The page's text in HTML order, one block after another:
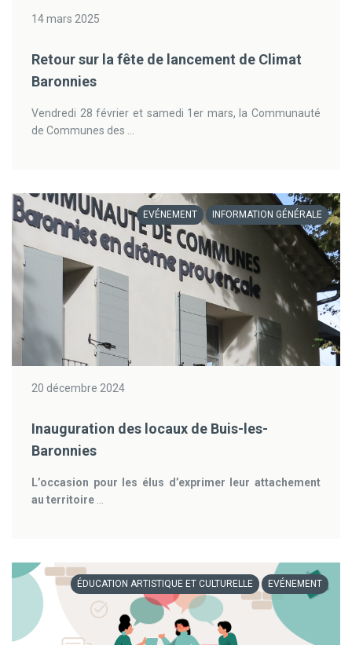
14 mars 2025
Retour sur la fête de lancement de Climat
Baronnies
Vendredi 28 février et samedi 1er mars, la Communauté
de Communes des ...
EVÉNEMENT INFORMATION GÉNÉRALE
20 décembre 2024
Inauguration des locaux de Buis-les-
Baronnies
L’occasion pour les élus d’exprimer leur attachement
au territoire
ÉDUCATION ARTISTIQUE ET CULTURELLE EVÉNEMENT